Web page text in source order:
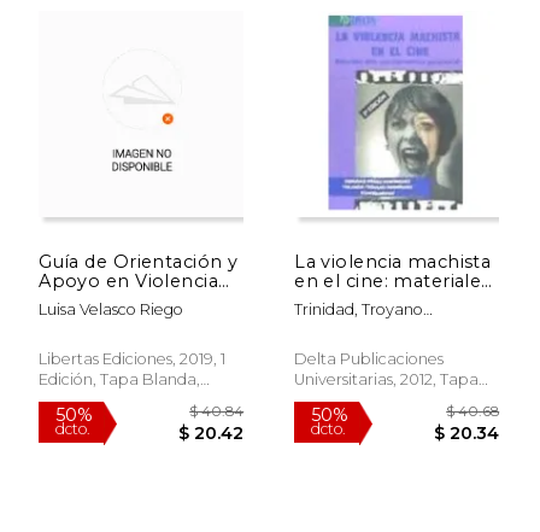
50% 40%
Guía de Orientación y
Apoyo en Violencia
de Género y Violencia
Familiar
Luisa Velasco Riego
Libertas Ediciones, 2019, 1
Edición, Tapa Blanda,
Nuevo
La violencia machista
en el cine: materiales
para una intervención
psico-social
Trinidad, Troyano
(coord.) Nuñez
Domínguez
Delta Publicaciones
Universitarias, 2012, Tapa
Blanda, Nuevo